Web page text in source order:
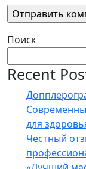
Поиск
Recent
для
Честный